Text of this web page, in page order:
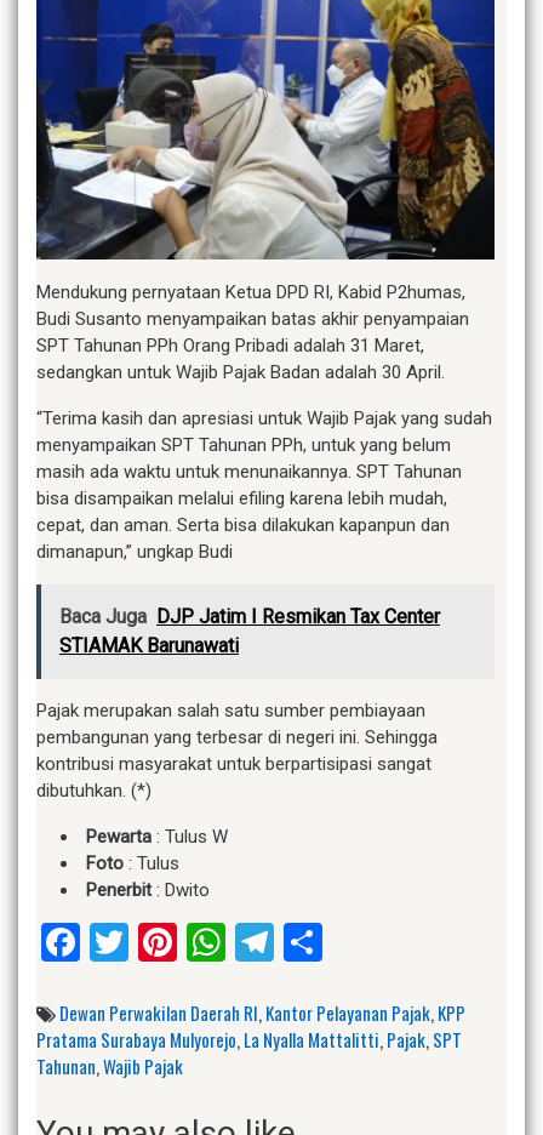
Mendukung pernyataan Ketua DPD RI, Kabid P2humas,
Budi Susanto menyampaikan batas akhir penyampaian
SPT Tahunan PPh Orang Pribadi adalah 31 Maret,
sedangkan untuk Wajib Pajak Badan adalah 30 April.
“Terima kasih dan apresiasi untuk Wajib Pajak yang sudah
menyampaikan SPT Tahunan PPh, untuk yang belum
masih ada waktu untuk menunaikannya. SPT Tahunan
bisa disampaikan melalui efiling karena lebih mudah,
cepat, dan aman. Serta bisa dilakukan kapanpun dan
dimanapun,” ungkap Budi
Baca Juga DJP Jatim I Resmikan Tax Center
STIAMAK Barunawati
Pajak merupakan salah satu sumber pembiayaan
pembangunan yang terbesar di negeri ini. Sehingga
kontribusi masyarakat untuk berpartisipasi sangat
dibutuhkan. (*)
Pewarta : Tulus W
Foto : Tulus
Penerbit: Dwito
Facebook
Twitter
Pinterest
WhatsApp
Telegram
Dewan Perwakilan Daerah RI,Kantor Pelayanan Pajak,KPP
Pratama Surabaya Mulyorejo,La Nyalla Mattalitti,Pajak,SPT
Tahunan,Wajib Pajak